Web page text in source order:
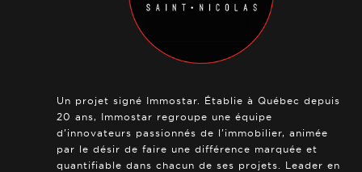
Un projet signé Immostar. Établie à Québec depuis
20 ans, Immostar regroupe une équipe
d’innovateurs passionnés de l’immobilier, animée
par le désir de faire une différence marquée et
quantifiable dans chacun de ses projets. Leader en